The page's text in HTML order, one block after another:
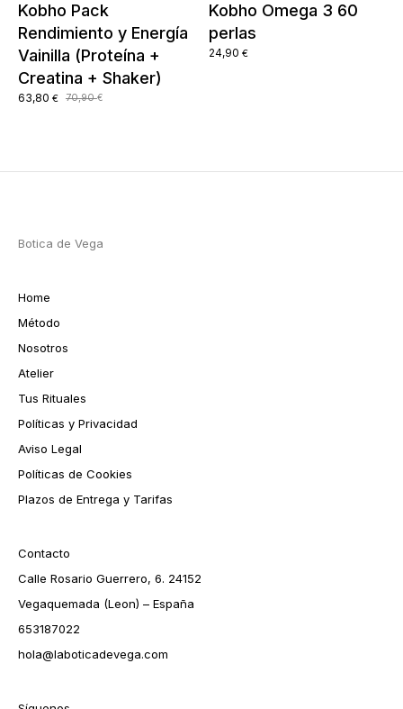
Kobho Pack
Rendimiento y Energía
Vainilla (Proteína +
Creatina + Shaker)
70,90€
El
70,90 €.
63,80 €
El
63,80 €.
Kobho Omega 3 60
perlas
24,90 €
Botica de Vega
Home
Método
Nosotros
Atelier
Tus Rituales
Políticas y Privacidad
Aviso Legal
Políticas de Cookies
Plazos de Entrega y Tarifas
Contacto
Calle Rosario Guerrero, 6. 24152
Vegaquemada (Leon) – España
653187022
hola@laboticadevega.com